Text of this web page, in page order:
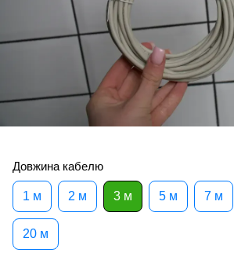
Довжина кабелю
1 м 2 м 3 м 5 м 7 м
20 м